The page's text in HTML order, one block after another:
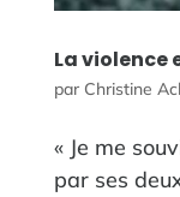
La violence
par Christine
« Je me
par ses